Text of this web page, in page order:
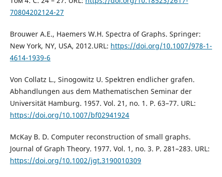
70804202124-27
Brouwer A.E., Haemers W.H. Spectra of Graphs. Springer:
New York, NY, USA, 2012.URL: https://doi.org/10.1007/978-1-
4614-1939-6
Von Collatz L., Sinogowitz U. Spektren endlicher grafen.
Abhandlungen aus dem Mathematischen Seminar der
Universität Hamburg. 1957. Vol. 21, no. 1. P. 63–77. URL:
https://doi.org/10.1007/bf02941924
McKay B. D. Computer reconstruction of small graphs.
Journal of Graph Theory. 1977. Vol. 1, no. 3. P. 281–283. URL:
https://doi.org/10.1002/jgt.3190010309